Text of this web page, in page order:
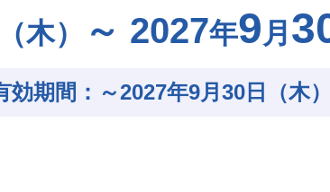
（木） ～ 2027年9月
効期間： ～2027年9月30日（木）